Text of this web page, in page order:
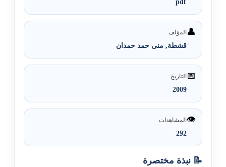
pdf
👤المؤلف
قشطة, منى حمد حمدان
📅التاريخ
2009
👁️المشاهدات
292
📝 نبذة مختصرة